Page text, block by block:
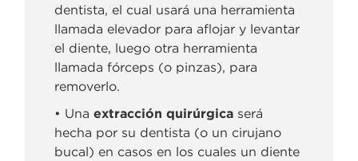
dentista, el cual usará una herramienta
llamada elevador para aflojar y levantar
el diente, luego otra herramienta
llamada fórceps (o pinzas), para
removerlo.
• Unaextracción quirúrgica será
hecha por su dentista (o un cirujano
bucal) en casos en los cuales un diente